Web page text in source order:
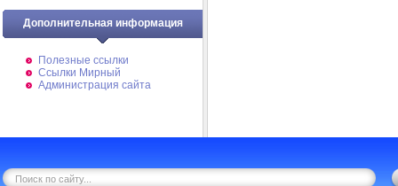
Дополнительная информация
Полезные ссылки
Ссылки Мирный
Администрация сайта